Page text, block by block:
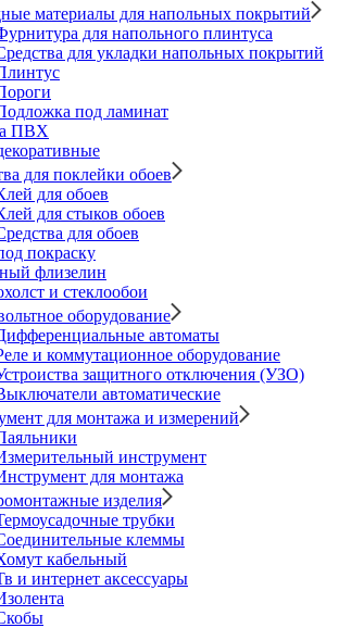
материалы для напольных покрытий
для напольного плинтуса
для укладки напольных покрытий
под ламинат
ПВХ
для поклейки обоев
для обоев
для стыков обоев
для обоев
покраску
флизелин
и стеклообои
оборудование
автоматы
и коммутационное оборудование
защитного отключения (УЗО)
автоматические
для монтажа и измерений
инструмент
для монтажа
изделия
трубки
клеммы
кабельный
и интернет аксессуары